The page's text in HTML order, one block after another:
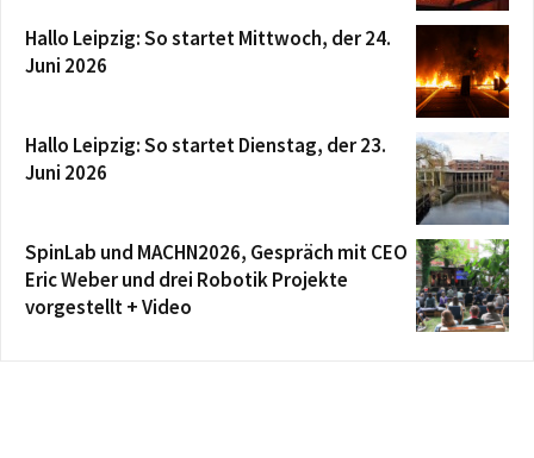
Hallo Leipzig: So startet Mittwoch, der 24.
Juni 2026
Hallo Leipzig: So startet Dienstag, der 23.
Juni 2026
SpinLab und MACHN2026, Gespräch mit CEO
Eric Weber und drei Robotik Projekte
vorgestellt + Video